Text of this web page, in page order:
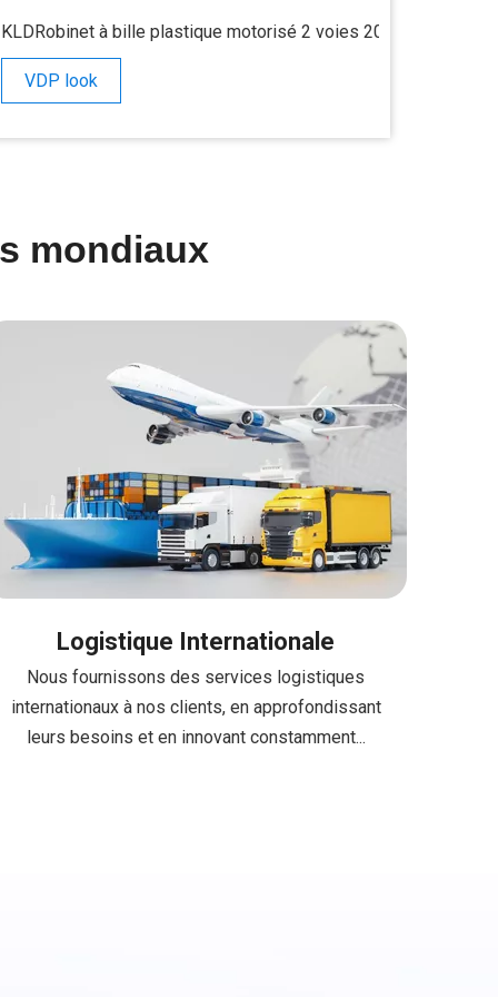
KLDRobinet à bille plastique motorisé 2 voies 20S
VDP look
mondiaux
Logistique Internationale
Nous fournissons des services logistiques
internationaux à nos clients, en approfondissant
leurs besoins et en innovant constamment...